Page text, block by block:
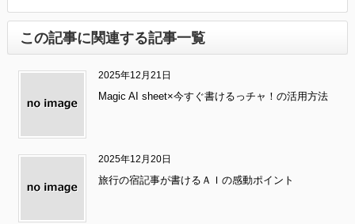
この記事に関連する記事一覧
2025年12月21日
Magic AI sheet×今すぐ書けるっチャ！の活用方法
2025年12月20日
旅行の宿記事が書けるＡＩの感動ポイント